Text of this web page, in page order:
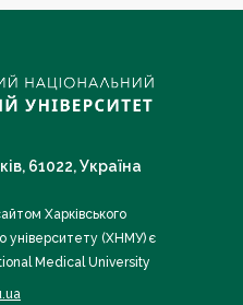
61022, Україна
Харківського
університету (ХНМУ) є
Medical University